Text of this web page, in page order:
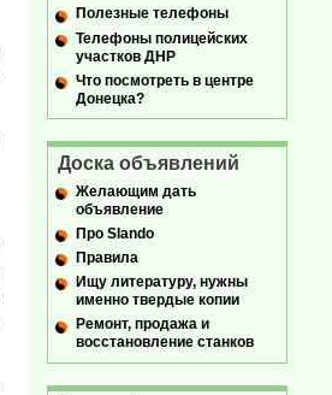
Полезные телефоны
Телефоны полицейских
участков ДНР
Что посмотреть в центре
Донецка?
Доска объявлений
Желающим дать
объявление
Про Slando
Правила
Ищу литературу, нужны
именно твердые копии
Ремонт, продажа и
восстановление станков